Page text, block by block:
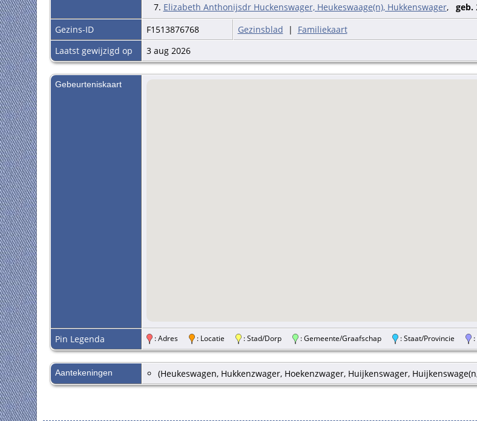
7. Elizabeth Anthonijsdr Huckenswager, Heukeswaage(n), Hukkenswager, geb.
Gezins-ID
F1513876768 Gezinsblad | Familiekaart
Laatst gewijzigd op
3 aug 2026
Gebeurteniskaart
Pin Legenda : Adres : Locatie : Stad/Dorp : Gemeente/Graafschap : Staat/Provincie :
Aantekeningen (Heukeswagen, Hukkenzwager, Hoekenzwager, Huijkenswager,